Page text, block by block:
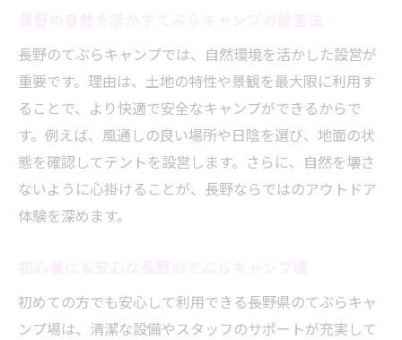
長野のてぶらキャンプでは、自然環境を活かした設営が
重要です。理由は、土地の特性や景観を最大限に利用す
ることで、より快適で安全なキャンプができるからで
す。例えば、風通しの良い場所や日陰を選び、地面の状
態を確認してテントを設営します。さらに、自然を壊さ
ないように心掛けることが、長野ならではのアウトドア
体験を深めます。
初めての方でも安心して利用できる長野県のてぶらキャ
ンプ場は、清潔な設備やスタッフのサポートが充実して